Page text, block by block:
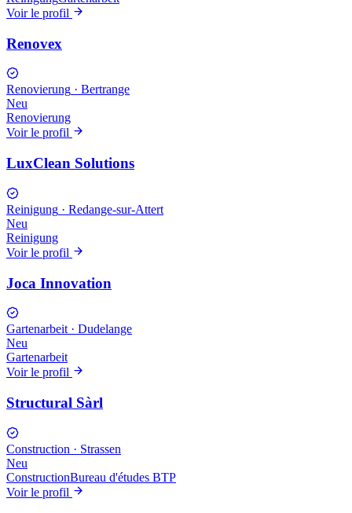
Voir le profil
Renovex
Renovierung · Bertrange
Neu
Renovierung
Voir le profil
LuxClean Solutions
Reinigung · Redange-sur-Attert
Neu
Reinigung
Voir le profil
Joca Innovation
Gartenarbeit · Dudelange
Neu
Gartenarbeit
Voir le profil
Structural Sàrl
Construction · Strassen
Neu
ConstructionBureau d'études BTP
Voir le profil